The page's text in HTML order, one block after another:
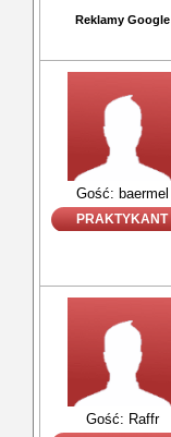
Reklamy Google
Gość: baermel
PRAKTYKANT
Gość: Raffr